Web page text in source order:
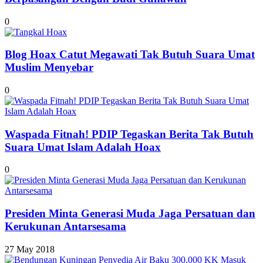
0
Blog Hoax Catut Megawati Tak Butuh Suara Umat
Muslim Menyebar
0
Waspada Fitnah! PDIP Tegaskan Berita Tak Butuh
Suara Umat Islam Adalah Hoax
0
Presiden Minta Generasi Muda Jaga Persatuan dan
Kerukunan Antarsesama
27 May 2018